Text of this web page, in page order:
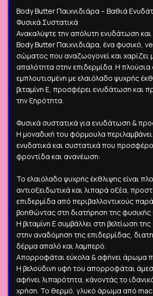
Body Butter Παιχνιδιάρα – Βαθιά
Φυσικά Συστατικά
Ανακαλύψτε την απόλυτη ενυδάτωση
Body Butter Παιχνιδιάρα, ένα φυσικό,
σώματος που αναζωογονεί και χαρίζει
απαλότητα στην επιδερμίδα. Η
εμπλουτισμένη με ελαιόλαδο ψυχρής
βιταμίνη Ε, προσφέρει ενυδάτωση και
την ξηρότητα.
Φυσικά συστατικά για ενυδάτωση &
Η μοναδική του φόρμουλα
ενυδατικά και συστατικά που
φροντίδα και ανανέωση:
Το ελαιόλαδο ψυχρής έκθλιψης είναι
αντιοξειδωτικά και λιπαρά οξέα,
επιδερμίδα από περιβαλλοντικούς
βοηθώντας στη διατήρηση της φυσικής
Η βιταμίνη Ε συμβάλλει στη βελτίωση
στην αναδόμηση της επιδερμίδας,
δέρμα απαλό και λαμπερό.
Απορροφάται εύκολα & αφήνει άρωμα
Η βελούδινη υφή του απορροφάται
αφήνει λιπαρότητα, κάνοντάς το
χρήση. Το θερμό, γλυκό άρωμα από